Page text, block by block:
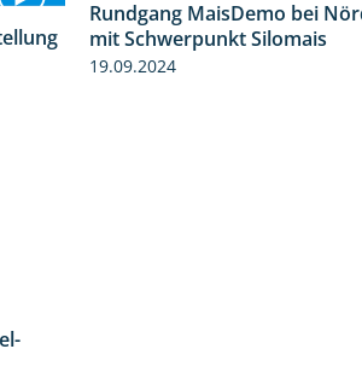
Rundgang MaisDemo bei
mit Schwerpunkt Silomais
19.09.2024